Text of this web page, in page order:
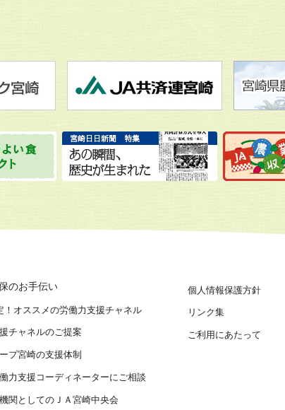
のお手伝い
！オススメの労働力支援チャネル
チャネルのご提案
プ宮崎の支援体制
力支援コーディネーターにご相談
関としてのＪＡ宮崎中央会
個人情報保護方針
リンク集
ご利用にあたって